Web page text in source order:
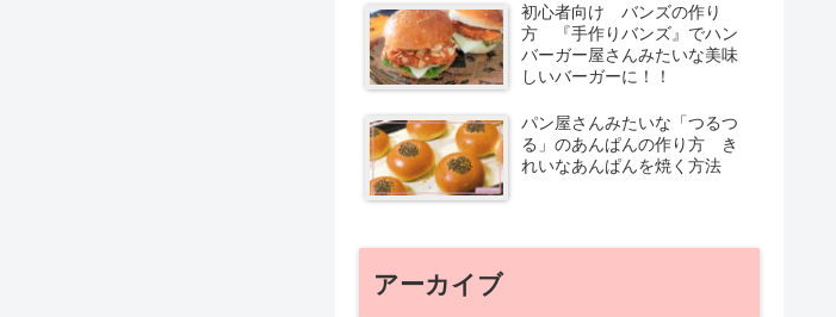
初心者向け バンズの作り
方 『手作りバンズ』でハン
バーガー屋さんみたいな美味
しいバーガーに！！
パン屋さんみたいな「つるつ
る」のあんぱんの作り方 き
れいなあんぱんを焼く方法
アーカイブ